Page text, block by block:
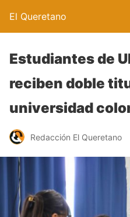
El Queretano
Estudiantes de
reciben doble
universidad
Redacción El Queretano